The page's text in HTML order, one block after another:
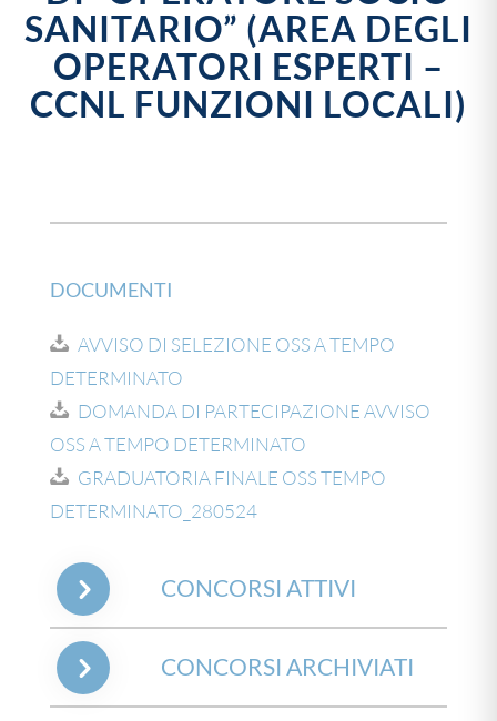
SANITARIO” (AREA DEGLI
OPERATORI ESPERTI –
CCNL FUNZIONI LOCALI)
DOCUMENTI
AVVISO DI SELEZIONE OSS A TEMPO
DETERMINATO
DOMANDA DI PARTECIPAZIONE AVVISO
OSS A TEMPO DETERMINATO
GRADUATORIA FINALE OSS TEMPO
DETERMINATO_280524
CONCORSI ATTIVI
CONCORSI ARCHIVIATI